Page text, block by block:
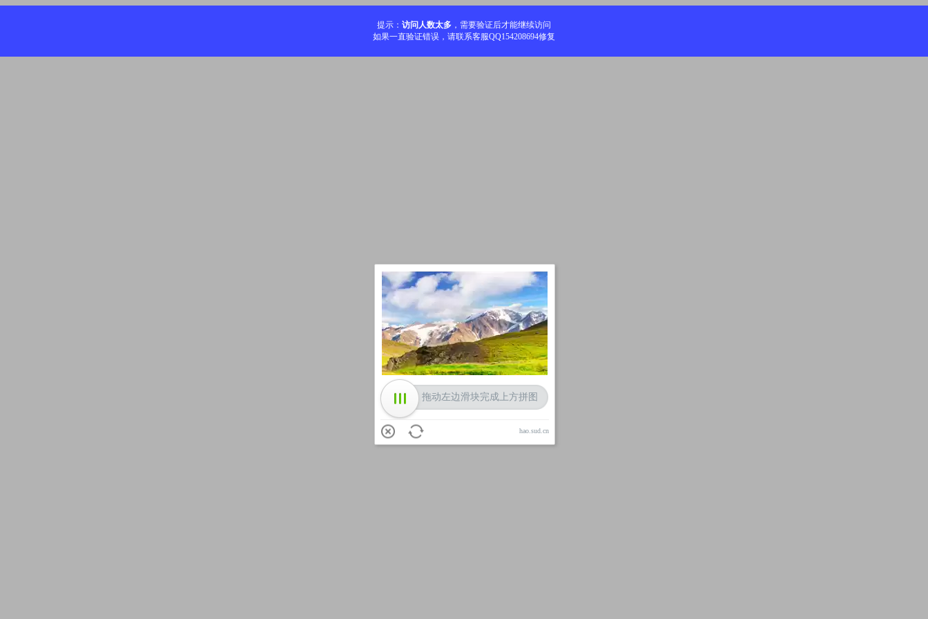
提示： 访问人数太多 ，需要验证后才能继续访问
如果一直验证错误，请联系客服QQ154208694修复
加载中
拖动左边滑块完成上方拼图
hao.sud.cn